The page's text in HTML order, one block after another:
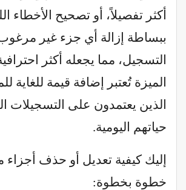
أكثر تفصيلاً، أو تصحيح الأخطاء
ببساطة إزالة أي جزء غير
التسجيل، مما يجعله أكثر
الميزة تُعتبر إضافة قيمة للغاية
الذين يعتمدون على التسجيلات
حياتهم اليومية.
إليك كيفية تعديل أو حذف
خطوة بخطوة: